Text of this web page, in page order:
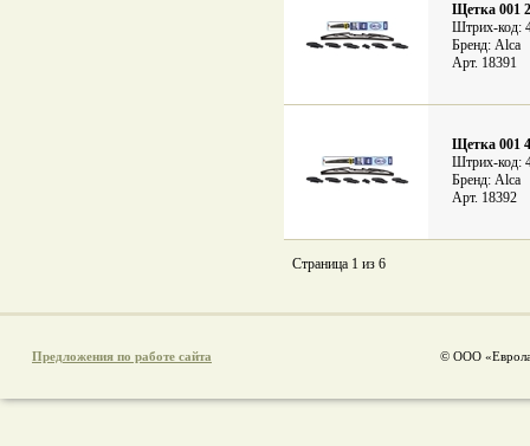
Щетка 001
Штрих-код:
Бренд: Alca
Арт. 18391
Щетка 001
Штрих-код:
Бренд: Alca
Арт. 18392
Страница 1 из 6
Предложения по работе сайта © ООО